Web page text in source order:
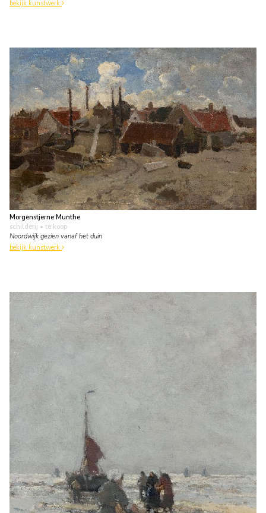
bekijk kunstwerk
Morgenstjerne Munthe
schilderij • te koop
Noordwijk gezien vanaf het duin
bekijk kunstwerk